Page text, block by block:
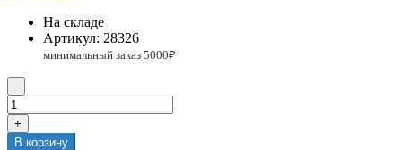
На складе
Артикул: 28326
-
+
В корзину